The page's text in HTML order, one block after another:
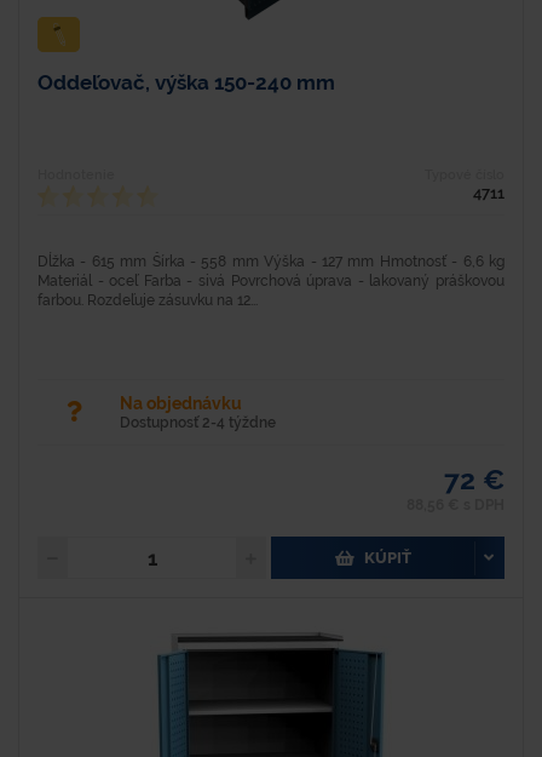
Oddeľovač, výška 150-240 mm
4711
Dĺžka - 615 mm Šírka - 558 mm Výška - 127 mm Hmotnosť - 6,6 kg
Materiál - oceľ Farba - sivá Povrchová úprava - lakovaný práškovou
farbou. Rozdeľuje zásuvku na 12...
Na objednávku
Dostupnosť 2-4 týždne
72 €
KÚPIŤ